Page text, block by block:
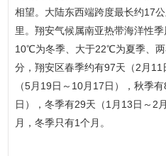
相望。大陆东西端跨度最长约17
里。翔安气候属南亚热带海洋性
10℃为冬季、大于22℃为夏季、
分，翔安区春季约有97天（2月
（5月19日～10月17日），秋季
日），冬季有29天（1月13日～2
月，冬季只有1个月。